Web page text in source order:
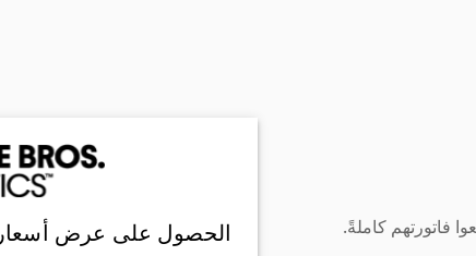
فاتورتهم كاملةً.
الحصول على عرض أسعار